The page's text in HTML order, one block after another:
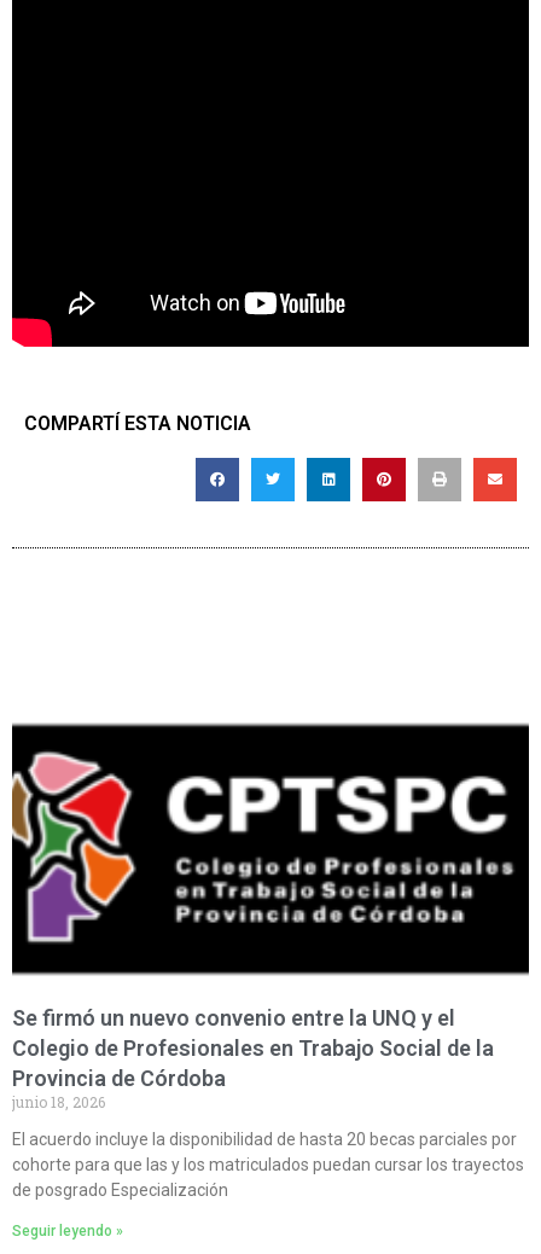
COMPARTÍ ESTA NOTICIA
Se firmó un nuevo convenio entre la UNQ y el
Colegio de Profesionales en Trabajo Social de la
Provincia de Córdoba
junio 18, 2026
El acuerdo incluye la disponibilidad de hasta 20 becas parciales por
cohorte para que las y los matriculados puedan cursar los trayectos
de posgrado Especialización
Seguir leyendo »